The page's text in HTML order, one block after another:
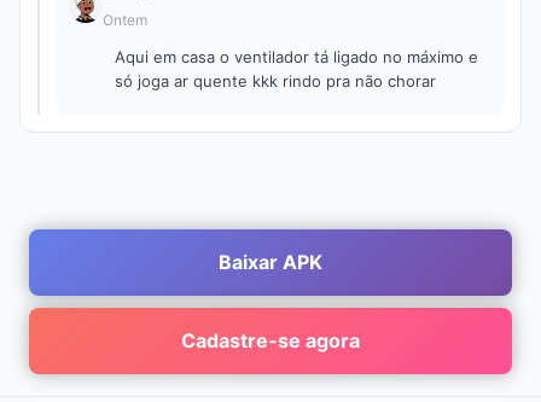
Ontem
Aqui em casa o ventilador tá ligado no máximo e
só joga ar quente kkk rindo pra não chorar
Baixar APK
Cadastre-se agora